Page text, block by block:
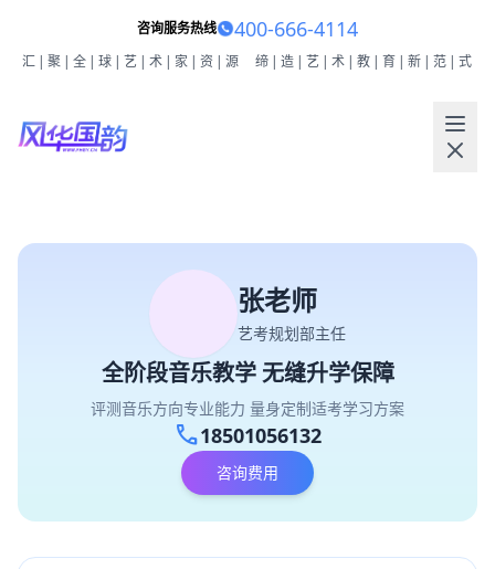
咨询服务热线 400-666-4114
汇|聚|全|球|艺|术|家|资|源 缔|造|艺|术|教|育|新|范|式
张老师
艺考规划部主任
全阶段音乐教学 无缝升学保障
评测音乐方向专业能力 量身定制适考学习方案
call18501056132
咨询费用